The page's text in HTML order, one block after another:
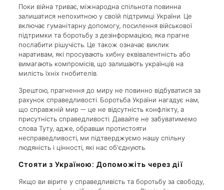
Поки війна триває, міжнародна спільнота повинна
залишатися непохитною у своїй підтримці України. Це
включає гуманітарну допомогу, посилення військової
підтримки та боротьбу з дезінформацією, яка прагне
послабити рішучість. Це також означає виклик
наративам, які просувають хибну еквівалентність або
вимагають компромісів, що залишають українців на
милість їхніх гнобителів.
Зрештою, прагнення до миру не повинно відбуватися за
рахунок справедливості. Боротьба України нагадує нам,
що справжній мир — це не відсутність конфлікту, а
присутність справедливості. Давайте не забуватимемо
слова Туту, адже, обравши протистояти
несправедливості, ми підтверджуємо нашу спільну
людяність і цінності, які нас об’єднують.
Стояти з Україною: Допоможіть через дії
Якщо ви вірите у справедливість та боротьбу за свободу,